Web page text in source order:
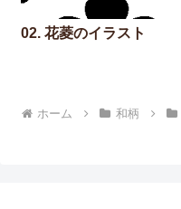
02. 花菱のイラスト
ホーム 和柄